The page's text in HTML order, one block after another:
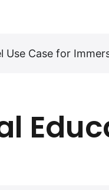
Case for